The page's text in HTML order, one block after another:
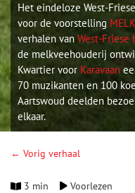
Het eindeloze West-
voor de voorstelling MELK
verhalen van West-Friese
de melkveehouderij
Kwartier voor Karavaan
70 muzikanten en 100
Aartswoud deelden
elkaar.
← Vorig verhaal
3 min Voorlezen